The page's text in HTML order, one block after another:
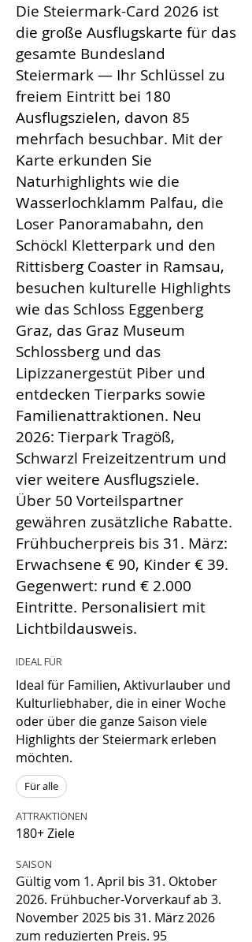
Die Steiermark-Card 2026 ist
die große Ausflugskarte für das
gesamte Bundesland
Steiermark — Ihr Schlüssel zu
freiem Eintritt bei 180
Ausflugszielen, davon 85
mehrfach besuchbar. Mit der
Karte erkunden Sie
Naturhighlights wie die
Wasserlochklamm Palfau, die
Loser Panoramabahn, den
Schöckl Kletterpark und den
Rittisberg Coaster in Ramsau,
besuchen kulturelle Highlights
wie das Schloss Eggenberg
Graz, das Graz Museum
Schlossberg und das
Lipizzanergestüt Piber und
entdecken Tierparks sowie
Familienattraktionen. Neu
2026: Tierpark Tragöß,
Schwarzl Freizeitzentrum und
vier weitere Ausflugsziele.
Über 50 Vorteilspartner
gewähren zusätzliche Rabatte.
Frühbucherpreis bis 31. März:
Erwachsene € 90, Kinder € 39.
Gegenwert: rund € 2.000
Eintritte. Personalisiert mit
Lichtbildausweis.
IDEAL FÜR
Ideal für Familien, Aktivurlauber und
Kulturliebhaber, die in einer Woche
oder über die ganze Saison viele
Highlights der Steiermark erleben
möchten.
Für alle
ATTRAKTIONEN
180+ Ziele
SAISON
Gültig vom 1. April bis 31. Oktober
2026. Frühbucher-Vorverkauf ab 3.
November 2025 bis 31. März 2026
zum reduzierten Preis. 95